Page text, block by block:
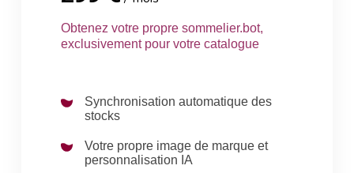
Obtenez votre propre sommelier.bot,
exclusivement pour votre catalogue
Synchronisation automatique des
stocks
Votre propre image de marque et
personnalisation IA